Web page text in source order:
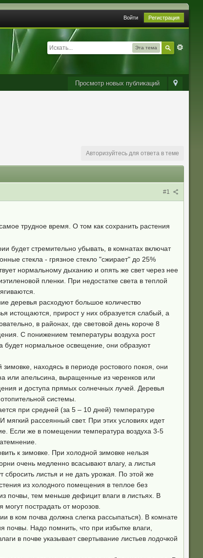
Войти Регистрация
Эта тема
Просмотр новых публикаций
Авторизуйтесь для ответа в теме
#1
трудное время. О том как сохранить растения
будет стремительно убывать, в комнатах включат
стекла - грязное стекло "сжирает" до 25%
нормальному дыханию и опять же свет через нее
пленки. При недостатке света в теплой
деревья расходуют большое количество
истощаются, прирост у них образуется слабый, а
в районах, где световой день короче 8
С понижением температуры воздуха рост
будет нормальное освещение, они образуют
находясь в периоде ростового покоя, они
или апельсина, выращенные из черенков или
и доступа прямых солнечных лучей. Деревья
системы.
при средней (за 5 – 10 дней) температуре
мягкий рассеянный свет. При этих условиях идет
Если же в помещении температура воздуха 3-5
к зимовке. При холодной зимовке нельзя
очень медленно всасывают влагу, а листья
листья и не дать урожая. По этой же
из холодного помещения в теплое без
почвы, тем меньше дефицит влаги в листьях. В
пострадать от морозов.
в ком почва должна слегка рассыпаться). В комнате
Надо помнить, что при избытке влаги,
в почве указывает свертывание листьев лодочкой